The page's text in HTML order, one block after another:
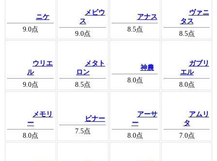
ニケ
9.0点
メビウ
ス
9.0点
アナス
8.5点
ヴァニ
タス
8.5点
ウリエ
ル
9.0点
メタト
ロン
8.5点
神農
8.0点
ガブリ
エル
8.0点
メモリ
ー
8.0点
ビナー
7.5点
アーサ
ー
8.0点
アムリ
タ
7.0点